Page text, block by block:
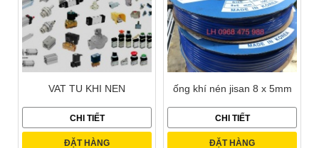
VAT TU KHI NEN
CHI TIẾT
ĐẶT HÀNG
ống khí nén jisan 8 x 5mm
CHI TIẾT
ĐẶT HÀNG